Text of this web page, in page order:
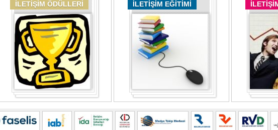
İLETİŞİM ÖDÜLLERİ İLETİŞİM EĞİTİMİ